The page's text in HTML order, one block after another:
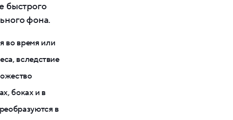
быстрого
фона.
во время или
вследствие
боках и в
в